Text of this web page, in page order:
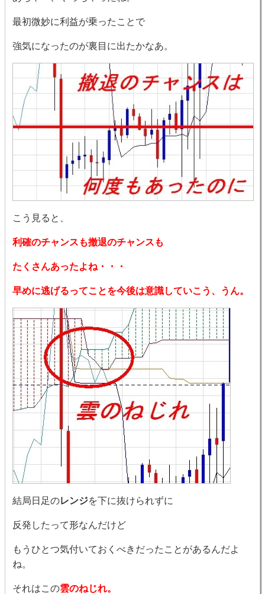
最初微妙に利益が乗ったことで
強気になったのが裏目に出たかなあ。
こう見ると、
利確のチャンスも撤退のチャンスも
たくさんあったよね・・・
早めに逃げるってことを今後は意識していこう、うん。
結局日足のレンジを下に抜けられずに
反発したって形なんだけど
もうひとつ気付いておくべきだったことがあるんだよ
ね。
それはこの雲のねじれ。